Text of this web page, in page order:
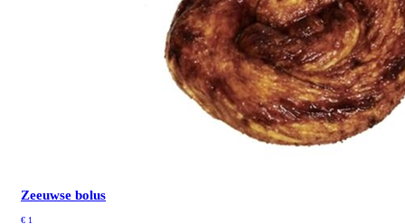
Zeeuwse bolus
€ 1